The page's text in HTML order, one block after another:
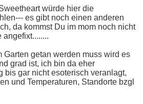
würde hier die
es gibt noch einen anderen
da kommst Du im mom noch nicht
angefixt........
Garten getan werden muss wird es
grad ist, ich bin da eher
bis gar nicht esoterisch veranlagt,
und Temperaturen, Standorte bzgl